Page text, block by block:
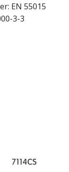
EN 55015
3-3